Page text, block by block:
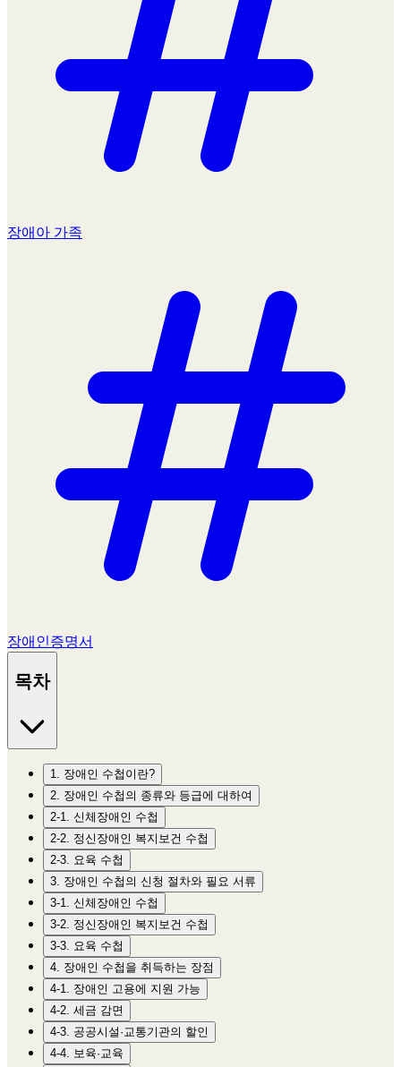
장애아 가족
장애인증명서
목차
1. 장애인 수첩이란?
2. 장애인 수첩의 종류와 등급에 대하여
2-1. 신체장애인 수첩
2-2. 정신장애인 복지보건 수첩
2-3. 요육 수첩
3. 장애인 수첩의 신청 절차와 필요 서류
3-1. 신체장애인 수첩
3-2. 정신장애인 복지보건 수첩
3-3. 요육 수첩
4. 장애인 수첩을 취득하는 장점
4-1. 장애인 고용에 지원 가능
4-2. 세금 감면
4-3. 공공시설·교통기관의 할인
4-4. 보육·교육